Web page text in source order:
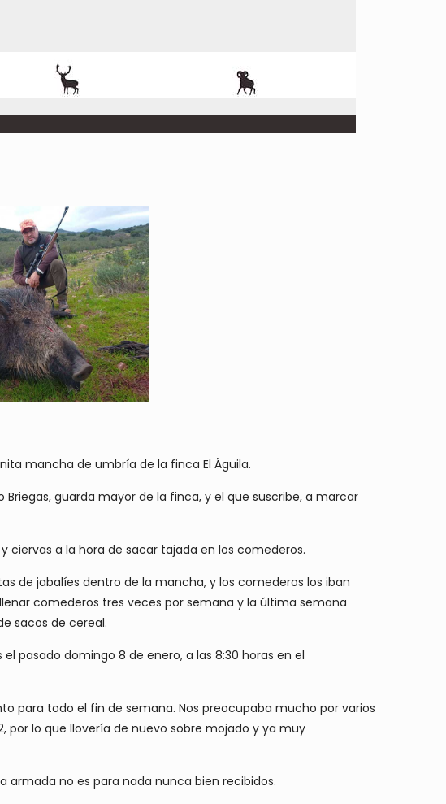
mancha de umbría de la finca El Águila.
guarda mayor de la finca, y el que suscribe, a marcar
ciervas a la hora de sacar tajada en los comederos.
de jabalíes dentro de la mancha, y los comederos los iban
comederos tres veces por semana y la última semana
sacos de cereal.
pasado domingo 8 de enero, a las 8:30 horas en el
para todo el fin de semana. Nos preocupaba mucho por varios
lo que llovería de nuevo sobre mojado y ya muy
armada no es para nada nunca bien recibidos.